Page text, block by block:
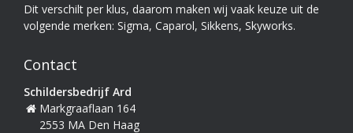
Dit verschilt per klus, daarom maken wij vaak keuze uit de
volgende merken: Sigma, Caparol, Sikkens, Skyworks.
Contact
Schildersbedrijf Ard
Markgraaflaan 164
2553 MA Den Haag